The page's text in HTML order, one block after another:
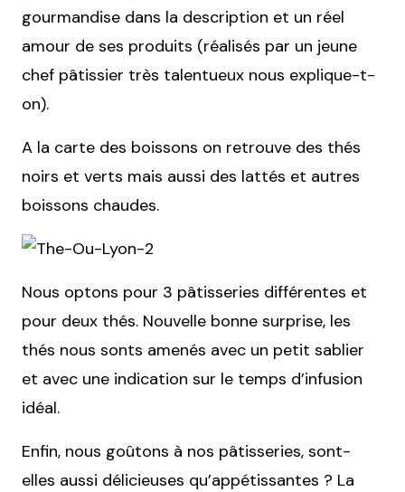
gourmandise dans la description et un réel
amour de ses produits (réalisés par un jeune
chef pâtissier très talentueux nous explique-t-
on).
A la carte des boissons on retrouve des thés
noirs et verts mais aussi des lattés et autres
boissons chaudes.
Nous optons pour 3 pâtisseries différentes et
pour deux thés. Nouvelle bonne surprise, les
thés nous sonts amenés avec un petit sablier
et avec une indication sur le temps d’infusion
idéal.
Enfin, nous goûtons à nos pâtisseries, sont-
elles aussi délicieuses qu’appétissantes ? La